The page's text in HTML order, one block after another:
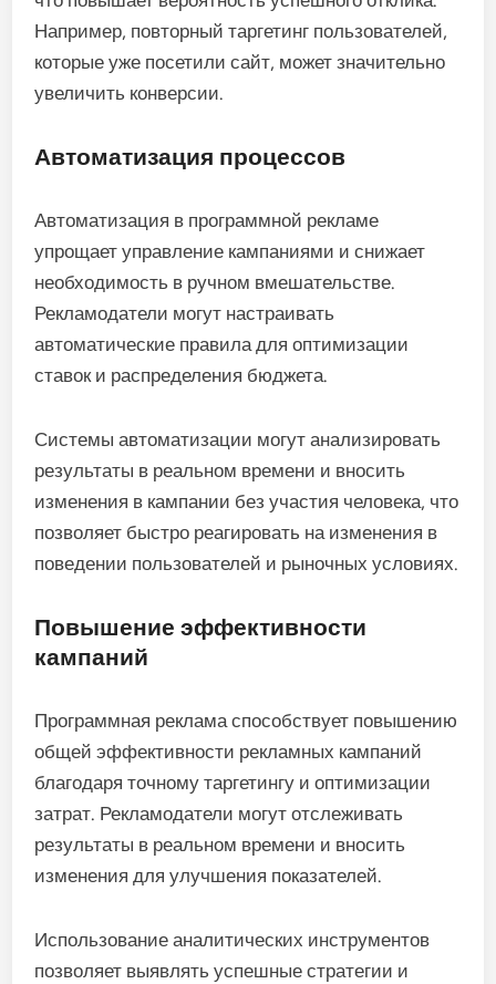
Например, повторный таргетинг пользователей,
которые уже посетили сайт, может значительно
увеличить конверсии.
Автоматизация процессов
Автоматизация в программной рекламе
упрощает управление кампаниями и снижает
необходимость в ручном вмешательстве.
Рекламодатели могут настраивать
автоматические правила для оптимизации
ставок и распределения бюджета.
Системы автоматизации могут анализировать
результаты в реальном времени и вносить
изменения в кампании без участия человека, что
позволяет быстро реагировать на изменения в
поведении пользователей и рыночных условиях.
Повышение эффективности
кампаний
Программная реклама способствует повышению
общей эффективности рекламных кампаний
благодаря точному таргетингу и оптимизации
затрат. Рекламодатели могут отслеживать
результаты в реальном времени и вносить
изменения для улучшения показателей.
Использование аналитических инструментов
позволяет выявлять успешные стратегии и